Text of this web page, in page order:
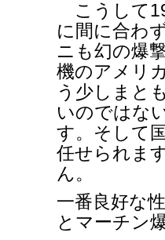
こうして
に間に合わ
ニも幻の爆
機のアメリ
う少しまと
いのではな
す。そして
任せられま
ん。
一番良好な
とマーチン